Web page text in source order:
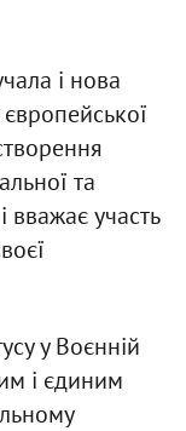
і нова
та
вважає участь
у Воєнній
і єдиним